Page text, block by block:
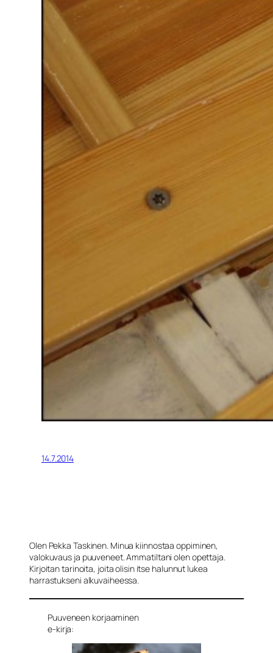
14.7.2014
Olen Pekka Taskinen. Minua kiinnostaa oppiminen,
valokuvaus ja puuveneet. Ammatiltani olen opettaja.
Kirjoitan tarinoita, joita olisin itse halunnut lukea
harrastukseni alkuvaiheessa.
Puuveneen korjaaminen
e-kirja: